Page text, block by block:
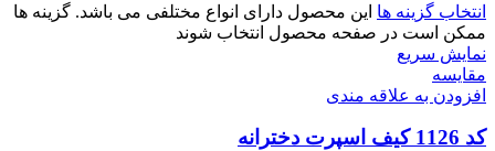
انتخاب گزینه ها این محصول دارای انواع مختلفی می باشد. گزینه ها
ممکن است در صفحه محصول انتخاب شوند
نمایش سریع
مقايسه
افزودن به علاقه مندی
کد 1126 کیف اسپرت دخترانه